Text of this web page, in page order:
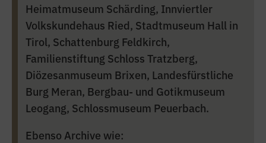
Heimatmuseum Schärding, Innviertler
Volkskundehaus Ried, Stadtmuseum Hall in
Tirol, Schattenburg Feldkirch,
Familienstiftung Schloss Tratzberg,
Diözesanmuseum Brixen, Landesfürstliche
Burg Meran, Bergbau- und Gotikmuseum
Leogang, Schlossmuseum Peuerbach.
Ebenso Archive wie: